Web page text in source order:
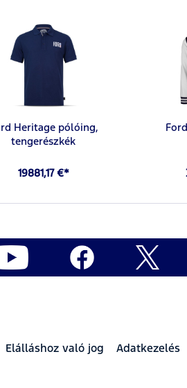
Heritage pólóing,
tengerészkék
19881,17 €*
Elálláshoz való jog Adatkezelés